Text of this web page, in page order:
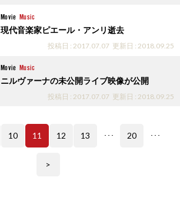
Movie Music
現代音楽家ピエール・アンリ逝去
投稿日 : 2017.07.07 更新日 : 2018.09.25
Movie Music
ニルヴァーナの未公開ライブ映像が公開
投稿日 : 2017.07.07 更新日 : 2018.09.25
10 11 12 13 ･･･ 20 ･･･
>